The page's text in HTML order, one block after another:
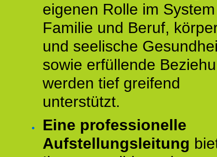
eigenen Rolle im
Familie und Beruf,
und seelische
sowie erfüllende
werden tief greifend
unterstützt.
Eine professionelle
Aufstellungsleitung